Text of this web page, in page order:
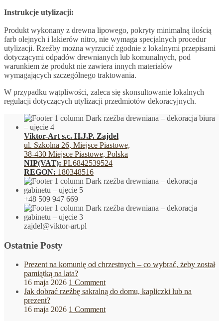
Instrukcje utylizacji:
Produkt wykonany z drewna lipowego, pokryty minimalną ilością
farb olejnych i lakierów nitro, nie wymaga specjalnych procedur
utylizacji. Rzeźby można wyrzucić zgodnie z lokalnymi przepisami
dotyczącymi odpadów drewnianych lub komunalnych, pod
warunkiem że produkt nie zawiera innych materiałów
wymagających szczególnego traktowania.
W przypadku wątpliwości, zaleca się skonsultowanie lokalnych
regulacji dotyczących utylizacji przedmiotów dekoracyjnych.
Viktor-Art s.c. H.J.P. Zajdel
ul. Szkolna 26, Miejsce Piastowe,
38-430 Miejsce Piastowe, Polska
NIP(VAT): PL6842539524
REGON: 180348516
+48 509 947 669
zajdel@viktor-art.pl
Ostatnie Posty
Prezent na komunię od chrzestnych – co wybrać, żeby został
pamiątką na lata?
16 maja 2026 1 Comment
Jak dobrać rzeźbę sakralną do domu, kapliczki lub na
prezent?
16 maja 2026 1 Comment